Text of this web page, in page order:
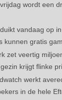
wordt een
vandaag op
kunnen gratis
zet veertig
krijgt flinke
werkt
in de hele